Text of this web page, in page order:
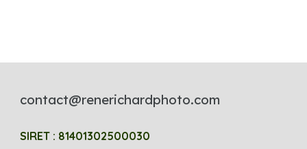
contact@renerichardphoto.com
SIRET : 81401302500030